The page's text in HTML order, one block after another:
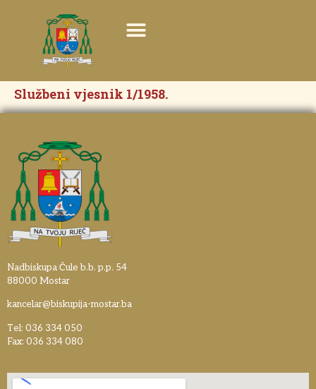
Službeni vjesnik 1/1958.
Nadbiskupa Čule b.b. p.p. 54
88000 Mostar
kancelar@biskupija-mostar.ba
Tel: 036 334 050
Fax: 036 334 080